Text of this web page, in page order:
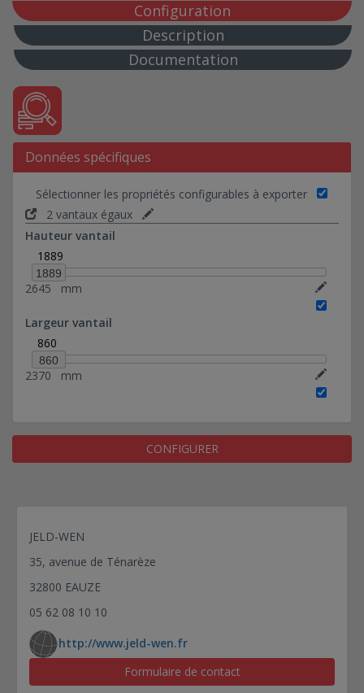
Configuration
Description
Documentation
Données spécifiques
Sélectionner les propriétés configurables à exporter
2 vantaux égaux
Hauteur vantail
1889
1889
2645 mm
Largeur vantail
860
860
2370 mm
CONFIGURER
JELD-WEN
35, avenue de Ténarèze
32800 EAUZE
05 62 08 10 10
http://www.jeld-wen.fr
Formulaire de contact